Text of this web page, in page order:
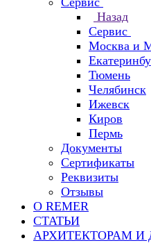
Назад
Сервис
Москва и
Тюмень
Челябинск
Ижевск
Киров
Пермь
Документы
Сертификаты
Реквизиты
Отзывы
О REMER
СТАТЬИ
АРХИТЕКТОРАМ И